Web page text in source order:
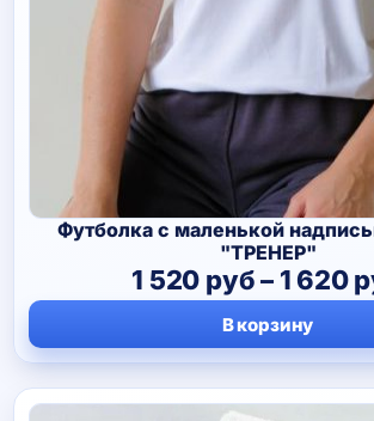
Футболка с маленькой
"ТРЕНЕР"
1 520 руб– 1 620
В корзину